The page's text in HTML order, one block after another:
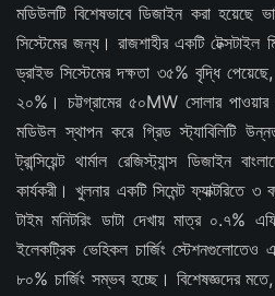
মডিউলটি বিশেষভাবে ডিজাইন করা হয়েছে
সিস্টেমের জন্য। রাজশাহীর একটি
ড্রাইভ সিস্টেমের দক্ষতা ৩৫% বৃদ্ধি
২০%। চট্টগ্রামের ৫০MW সোলার
মডিউল স্থাপন করে গ্রিড স্ট্যাবিলিটি
ট্রান্সিয়েন্ট থার্মাল রেজিস্ট্যান্স ডিজাইন
কার্যকরী। খুলনার একটি সিমেন্ট ফ্যাক্টরিতে
টাইম মনিটরিং ডাটা দেখায় মাত্র ০.৭%
ইলেকট্রিক ভেহিকল চার্জিং স্টেশনগুলোতেও
৮০% চার্জিং সম্ভব হচ্ছে। বিশেষজ্ঞদের মতে,